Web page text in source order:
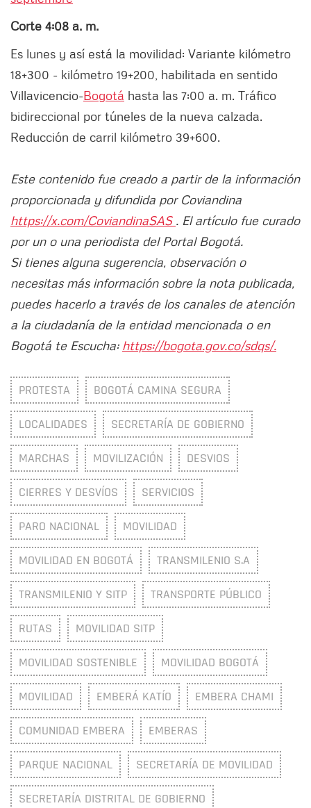
Corte 4:08 a. m.
Es lunes y así está la movilidad: Variante kilómetro
18+300 - kilómetro 19+200, habilitada en sentido
Villavicencio-Bogotá hasta las 7:00 a. m. Tráfico
bidireccional por túneles de la nueva calzada.
Reducción de carril kilómetro 39+600.
Este contenido fue creado a partir de la información
proporcionada y difundida por Coviandina
https://x.com/CoviandinaSAS . El artículo fue curado
por un o una periodista del Portal Bogotá.
Si tienes alguna sugerencia, observación o
necesitas más información sobre la nota publicada,
puedes hacerlo a través de los canales de atención
a la ciudadanía de la entidad mencionada o en
Bogotá te Escucha: https://bogota.gov.co/sdqs/.
PROTESTA BOGOTÁ CAMINA SEGURA
LOCALIDADES SECRETARÍA DE GOBIERNO
MARCHAS MOVILIZACIÓN DESVIOS
CIERRES Y DESVÍOS SERVICIOS
PARO NACIONAL MOVILIDAD
MOVILIDAD EN BOGOTÁ TRANSMILENIO S.A
TRANSMILENIO Y SITP TRANSPORTE PÚBLICO
RUTAS MOVILIDAD SITP
MOVILIDAD SOSTENIBLE MOVILIDAD BOGOTÁ
MOVILIDAD EMBERÁ KATÍO EMBERA CHAMI
COMUNIDAD EMBERA EMBERAS
PARQUE NACIONAL SECRETARÍA DE MOVILIDAD
SECRETARÍA DISTRITAL DE GOBIERNO